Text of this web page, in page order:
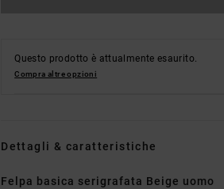
Questo prodotto è attualmente esaurito.
Compra altre opzioni
Dettagli & caratteristiche
Felpa basica serigrafata Beige uomo